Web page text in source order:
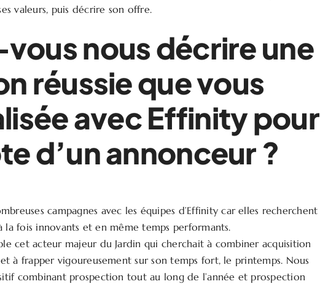
valeurs, puis décrire son offre.
nous décrire une
réussie que vous
avec Effinity pour
d’un annonceur ?
campagnes avec les équipes d’Effinity car elles recherchent
la fois innovants et en même temps performants.
cet acteur majeur du Jardin qui cherchait à combiner acquisition
à frapper vigoureusement sur son temps fort, le printemps. Nous
combinant prospection tout au long de l’année et prospection